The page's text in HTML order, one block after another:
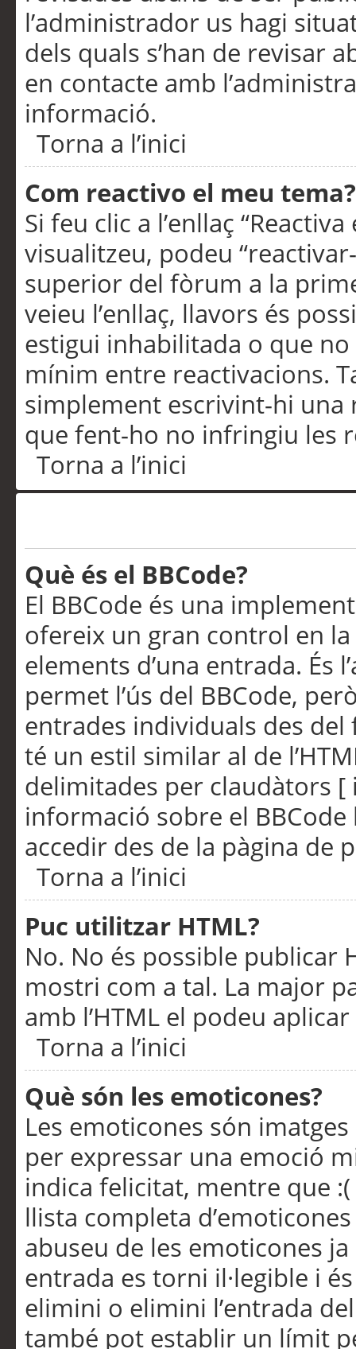
l’administrador us hagi
dels quals s’han de revisar
en contacte amb
informació.
Torna a l’inici
Com reactivo el meu tema?
Si feu clic a l’enllaç
visualitzeu, podeu
superior del fòrum a la
veieu l’enllaç, llavors és
estigui inhabilitada o que
mínim entre reactivacions.
simplement escrivint-hi una
que fent-ho no infringiu les
Torna a l’inici
Què és el BBCode?
El BBCode és una
ofereix un gran control en
elements d’una entrada. És
permet l’ús del BBCode,
entrades individuals des
té un estil similar al de
delimitades per claudàtors [
informació sobre el
accedir des de la pàgina de
Torna a l’inici
Puc utilitzar HTML?
No. No és possible publicar
mostri com a tal. La major
amb l’HTML el podeu
Torna a l’inici
Què són les emoticones?
Les emoticones són
per expressar una emoció
indica felicitat, mentre que
llista completa
abuseu de les emoticones
entrada es torni il·legible i
elimini o elimini l’entrada
també pot establir un límit